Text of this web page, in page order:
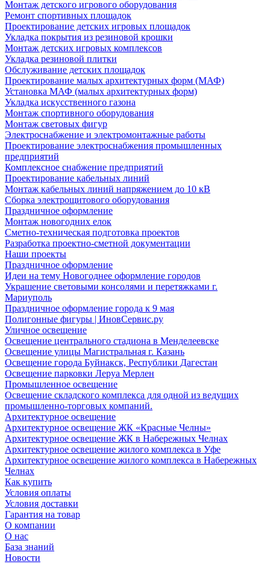
Монтаж детского игрового оборудования
Ремонт спортивных площадок
Проектирование детских игровых площадок
Укладка покрытия из резиновой крошки
Монтаж детских игровых комплексов
Укладка резиновой плитки
Обслуживание детских площадок
Проектирование малых архитектурных форм (МАФ)
Установка МАФ (малых архитектурных форм)
Укладка искусственного газона
Монтаж спортивного оборудования
Монтаж световых фигур
Электроснабжение и электромонтажные работы
Проектирование электроснабжения промышленных
предприятий
Комплексное снабжение предприятий
Проектирование кабельных линий
Монтаж кабельных линий напряжением до 10 кВ
Сборка электрощитового оборудования
Праздничное оформление
Монтаж новогодних елок
Сметно-техническая подготовка проектов
Разработка проектно-сметной документации
Наши проекты
Праздничное оформление
Идеи на тему Новогоднее оформление городов
Украшение световыми консолями и перетяжками г.
Мариуполь
Праздничное оформление города к 9 мая
Полигонные фигуры | ИновСервис.ру
Уличное освещение
Освещение центрального стадиона в Менделеевске
Освещение улицы Магистральная г. Казань
Освещение города Буйнакск, Республики Дагестан
Освещение парковки Леруа Мерлен
Промышленное освещение
Освещение складского комплекса для одной из ведущих
промышленно-торговых компаний.
Архитектурное освещение
Архитектурное освещение ЖК «Красные Челны»
Архитектурное освещение ЖК в Набережных Челнах
Архитектурное освещение жилого комплекса в Уфе
Архитектурное освещение жилого комплекса в Набережных
Челнах
Как купить
Условия оплаты
Условия доставки
Гарантия на товар
О компании
О нас
База знаний
Новости